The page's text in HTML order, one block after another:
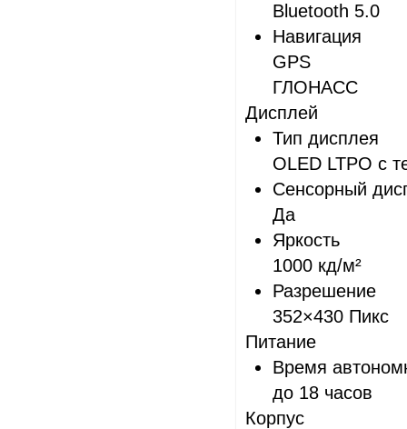
Bluetooth 5.0
Навигация
GPS
ГЛОНАСС
Дисплей
Тип дисплея
OLED LTPO с
Сенсорный
Да
Яркость
1000 кд/м²
Разрешение
352×430 Пикс
Питание
Время
до 18 часов
Корпус